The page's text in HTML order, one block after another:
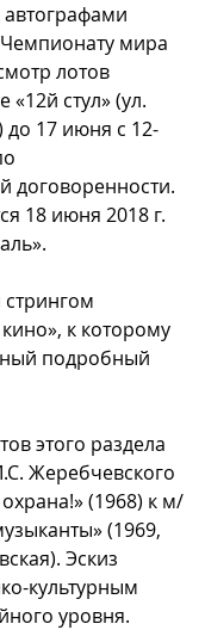
мира
лотов
«12й стул» (ул.
до 17 июня с 12-
договоренности.
18 июня 2018 г.
стрингом
к которому
подробный
этого раздела
Жеребчевского
(1968) к м/
(1969,
Эскиз
культурным
уровня.